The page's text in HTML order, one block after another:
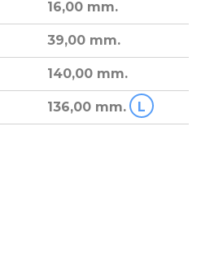
16,00 mm.
39,00 mm.
140,00 mm.
136,00 mm. L